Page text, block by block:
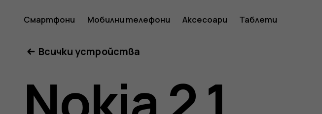
Ръководство
на
Смартфони Мобилни телефони Аксесоари Таблети
Всички устройства